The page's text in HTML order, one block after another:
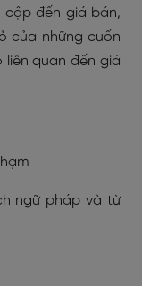
cập đến giá bán,
của những cuốn
liên quan đến giá
ngữ pháp và từ